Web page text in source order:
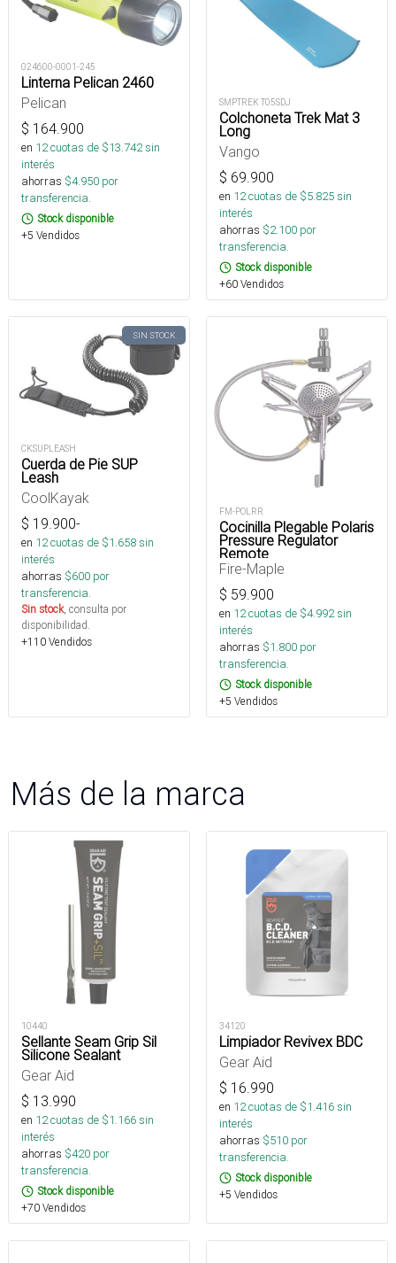
024600-0001-245
Linterna Pelican 2460
Pelican
$ 164.900
en 12cuotas de $13.742sin
interés
ahorras $4.950 por
transferencia.
Stock disponible
+5 Vendidos
SMPTREK T05SDJ
Colchoneta Trek Mat 3
Long
Vango
$ 69.900
en 12cuotas de $5.825sin
interés
ahorras $2.100 por
transferencia.
Stock disponible
+60 Vendidos
SIN STOCK
CKSUPLEASH
Cuerda de Pie SUP
Leash
CoolKayak
$ 19.900-
en 12cuotas de $1.658sin
interés
ahorras $600 por
transferencia.
Sin stock, consulta por
disponibilidad.
+110 Vendidos
FM-POLRR
Cocinilla Plegable Polaris
Pressure Regulator
Remote
Fire-Maple
$ 59.900
en 12cuotas de $4.992sin
interés
ahorras $1.800 por
transferencia.
Stock disponible
+5 Vendidos
Más de la marca
10440
Sellante Seam Grip Sil
Silicone Sealant
Gear Aid
$ 13.990
en 12cuotas de $1.166sin
interés
ahorras $420 por
transferencia.
Stock disponible
+70 Vendidos
34120
Limpiador Revivex BDC
Gear Aid
$ 16.990
en 12cuotas de $1.416sin
interés
ahorras $510 por
transferencia.
Stock disponible
+5 Vendidos